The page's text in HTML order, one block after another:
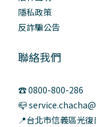
隱私政策
反詐騙公告
聯絡我們
☎️ 0800-800-286
📪
📍台北市信義區光